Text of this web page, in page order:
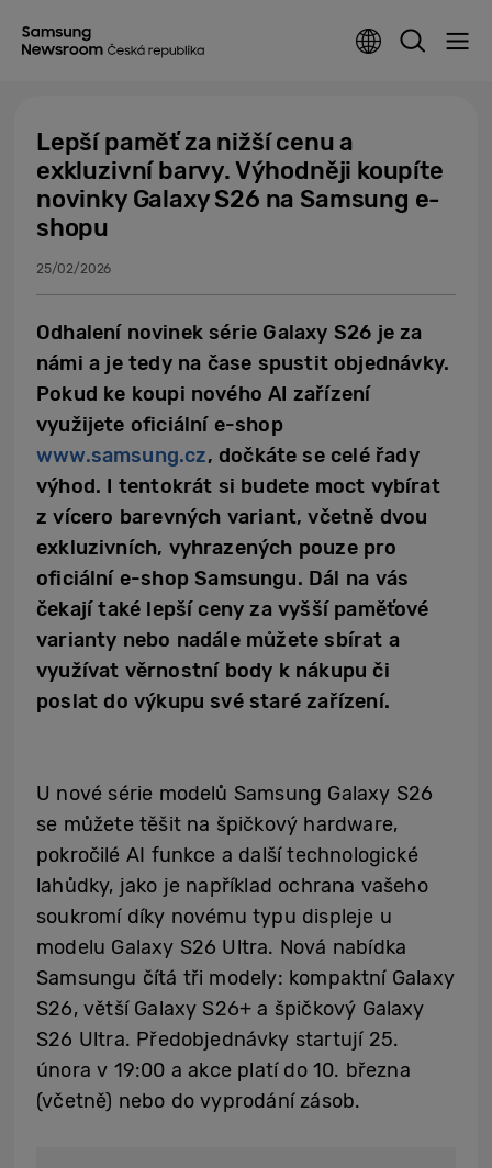
Lepší paměť za nižší cenu a
exkluzivní barvy. Výhodněji koupíte
novinky Galaxy S26 na Samsung e-
shopu
25/02/2026
Odhalení novinek série Galaxy S26 je za
námi a je tedy na čase spustit objednávky.
Pokud ke koupi nového AI zařízení
využijete oficiální e-shop
www.samsung.cz, dočkáte se celé řady
výhod. I tentokrát si budete moct vybírat
z vícero barevných variant, včetně dvou
exkluzivních, vyhrazených pouze pro
oficiální e-shop Samsungu. Dál na vás
čekají také lepší ceny za vyšší paměťové
varianty nebo nadále můžete sbírat a
využívat věrnostní body k nákupu či
poslat do výkupu své staré zařízení.
U nové série modelů Samsung Galaxy S26
se můžete těšit na špičkový hardware,
pokročilé AI funkce a další technologické
lahůdky, jako je například ochrana vašeho
soukromí díky novému typu displeje u
modelu Galaxy S26 Ultra. Nová nabídka
Samsungu čítá tři modely: kompaktní Galaxy
S26, větší Galaxy S26+ a špičkový Galaxy
S26 Ultra. Předobjednávky startují 25.
února v 19:00 a akce platí do 10. března
(včetně) nebo do vyprodání zásob.